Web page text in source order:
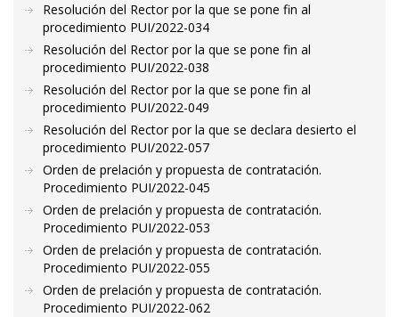
Resolución del Rector por la que se pone fin al
procedimiento PUI/2022-034
Resolución del Rector por la que se pone fin al
procedimiento PUI/2022-038
Resolución del Rector por la que se pone fin al
procedimiento PUI/2022-049
Resolución del Rector por la que se declara desierto el
procedimiento PUI/2022-057
Orden de prelación y propuesta de contratación.
Procedimiento PUI/2022-045
Orden de prelación y propuesta de contratación.
Procedimiento PUI/2022-053
Orden de prelación y propuesta de contratación.
Procedimiento PUI/2022-055
Orden de prelación y propuesta de contratación.
Procedimiento PUI/2022-062